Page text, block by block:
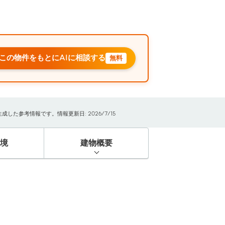
の物件をもとにAIに相談する 無料
した参考情報です。情報更新日: 2026/7/15
建物概要